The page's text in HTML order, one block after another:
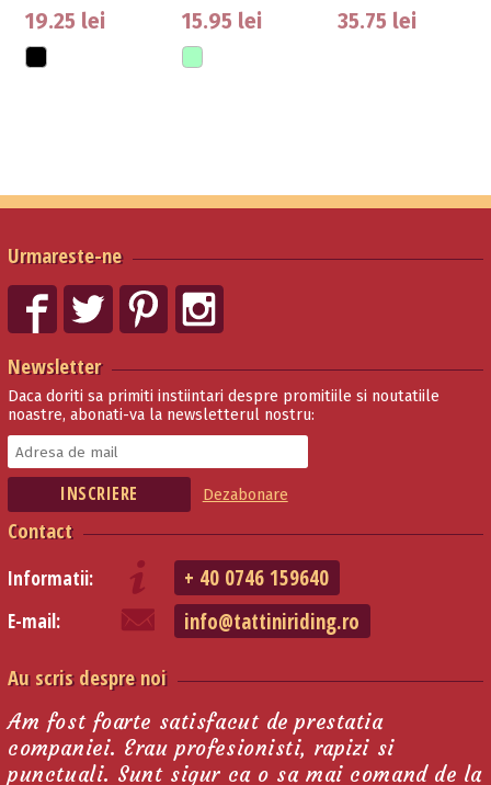
19.25 lei 15.95 lei
Pentru Copii
35.75 lei
Urmareste-ne
Newsletter
Daca doriti sa primiti instiintari despre promitiile si noutatiile
noastre, abonati-va la newsletterul nostru:
Dezabonare
Contact
Informatii: + 40 0746 159640
E-mail: info@tattiniriding.ro
Au scris despre noi
Am fost foarte satisfacut de prestatia
companiei. Erau profesionisti, rapizi si
punctuali. Sunt sigur ca o sa mai comand de la